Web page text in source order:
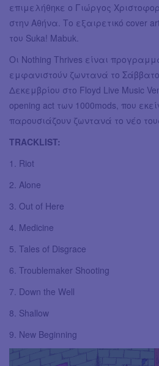
επιμελήθηκε ο Γιώργος
στην Αθήνα. Το εξαιρετικό cover
του Suka! Mabuk.
Οι Nothing Thrives είναι
εμφανιστούν ζωντανά το
Δεκεμβρίου στο Floyd Live Music
opening act των 1000mods, που
παρουσιάζουν ζωντανά το νέο
TRACKLIST:
1. Riot
2. Alone
3. Out of Here
4. Medicine
5. Tales of Disgrace
6. Troublemaker Shooting
7. Down the Well
8. Shallow
9. New Beginning